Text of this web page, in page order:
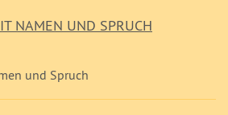
NAMEN UND SPRUCH
und Spruch